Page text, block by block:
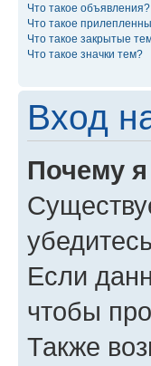
Что такое объявления?
Что такое
Что такое закрытые
Что такое значки тем?
Вход
Почему
Если
чтобы
Также